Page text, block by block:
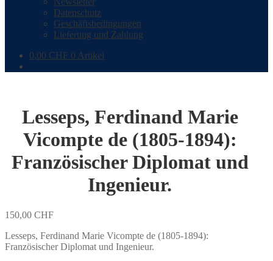
Datenschutz
Geschäftsbedingungen
Lieferung und Zahlung
0,00 CHF 0 Artikel
Lesseps, Ferdinand Marie
Vicompte de (1805-1894):
Französischer Diplomat und
Ingenieur.
150,00 CHF
Lesseps, Ferdinand Marie Vicompte de (1805-1894):
Französischer Diplomat und Ingenieur.